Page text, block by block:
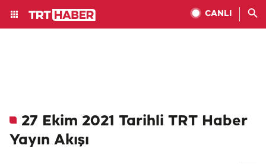
CANLI
27 Ekim 2021 Tarihli TRT Haber
Yayın Akışı